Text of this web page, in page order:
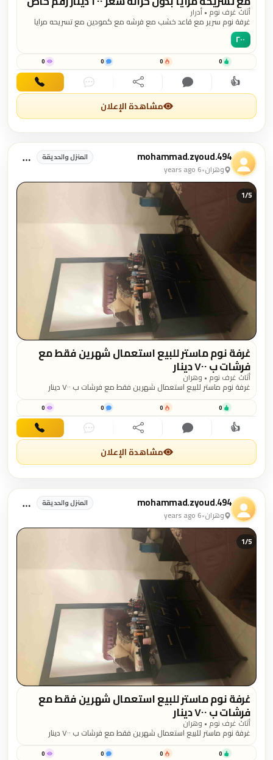
٠٧٧٨٢٥٨٨١٠
أثاث غرف نوم • أدرار
غرفة نوم سرير مع قاعد خشب مع فرشه مع كمودين مع تسريحه مرايا
بدون خزانه سعر ٢٠٠ دينار رقم خاص ٠٧٧٨٢٥٨٨١٠
٢٠٠
0
0
0
0
👍اهتمام تعليق مشاركة دردشة اتصال
مشاهدة الإعلان
mohammad.zyoud.494
وهران•
6 years ago
المنزل والحديقة
1/5
غرفة نوم ماستر للبيع استعمال شهرين فقط مع
فرشات ب ٧٠٠ دينار
أثاث غرف نوم • وهران
غرفة نوم ماستر للبيع استعمال شهرين فقط مع فرشات ب ٧٠٠ دينار
0
0
0
0
👍اهتمام تعليق مشاركة دردشة اتصال
مشاهدة الإعلان
mohammad.zyoud.494
وهران•
6 years ago
المنزل والحديقة
1/5
غرفة نوم ماستر للبيع استعمال شهرين فقط مع
فرشات ب ٧٠٠ دينار
أثاث غرف نوم • وهران
غرفة نوم ماستر للبيع استعمال شهرين فقط مع فرشات ب ٧٠٠ دينار
0
0
0
0